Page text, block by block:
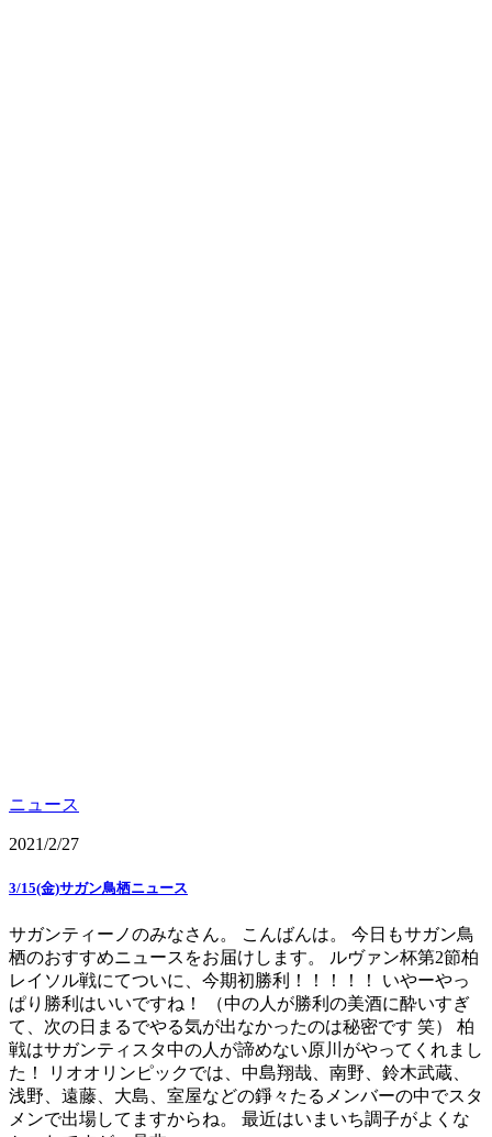
ニュース
2021/2/27
3/15(金)サガン鳥栖ニュース
サガンティーノのみなさん。 こんばんは。 今日もサガン鳥
栖のおすすめニュースをお届けします。 ルヴァン杯第2節柏
レイソル戦にてついに、今期初勝利！！！！！ いやーやっ
ぱり勝利はいいですね！ （中の人が勝利の美酒に酔いすぎ
て、次の日まるでやる気が出なかったのは秘密です 笑） 柏
戦はサガンティスタ中の人が諦めない原川がやってくれまし
た！ リオオリンピックでは、中島翔哉、南野、鈴木武蔵、
浅野、遠藤、大島、室屋などの錚々たるメンバーの中でスタ
メンで出場してますからね。 最近はいまいち調子がよくな